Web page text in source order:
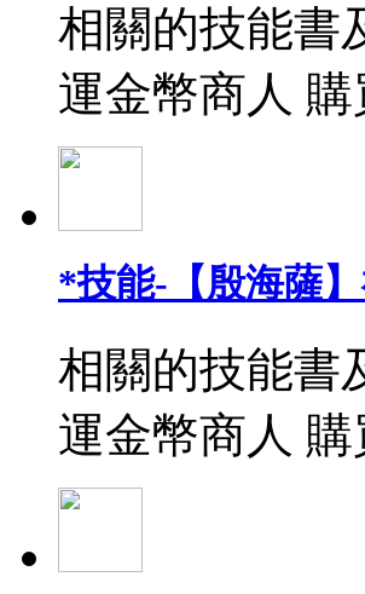
相關的技能書
運金幣商人
*技能-【殷海薩
相關的技能書
運金幣商人